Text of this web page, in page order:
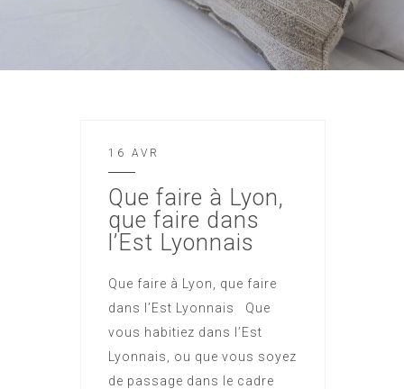
16 AVR
Que faire à Lyon,
que faire dans
l’Est Lyonnais
Que faire à Lyon, que faire
dans l’Est Lyonnais Que
vous habitiez dans l’Est
Lyonnais, ou que vous soyez
de passage dans le cadre